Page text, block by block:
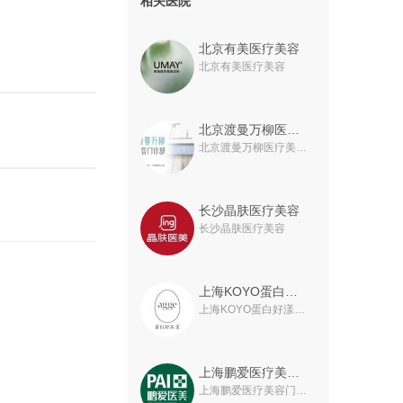
北京有美医疗美容
北京有美医疗美容
北京渡曼万柳医疗美容门诊部
长沙晶肤医疗美容
长沙晶肤医疗美容
上海KOYO蛋白好漾医美
上海鹏爱医疗美容门诊部